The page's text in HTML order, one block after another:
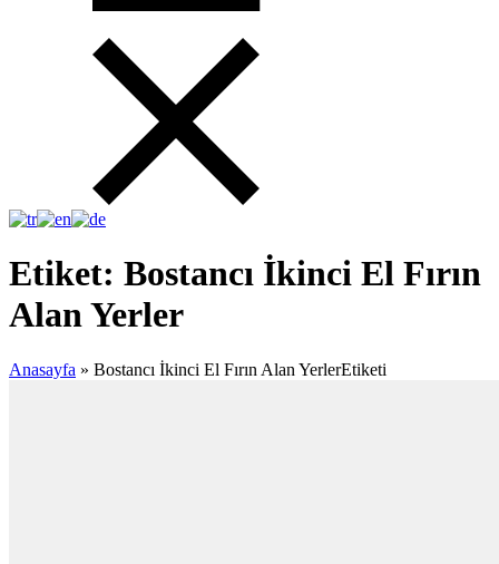
Etiket: Bostancı İkinci El Fırın
Alan Yerler
Anasayfa » Bostancı İkinci El Fırın Alan YerlerEtiketi